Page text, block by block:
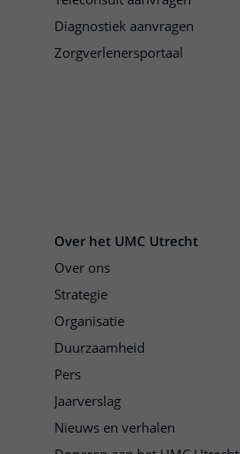
Diagnostiek aanvragen
Zorgverlenersportaal
Over het UMC Utrecht
Over ons
Strategie
Organisatie
Duurzaamheid
Pers
Jaarverslag
Nieuws en verhalen